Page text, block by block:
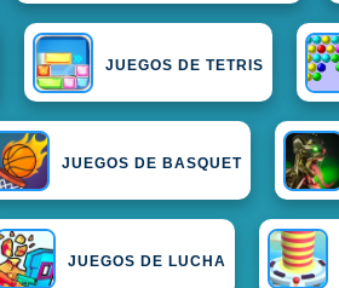
JUEGOS DE TETRIS
JUEGOS DE BASQUET
JUEGOS DE LUCHA